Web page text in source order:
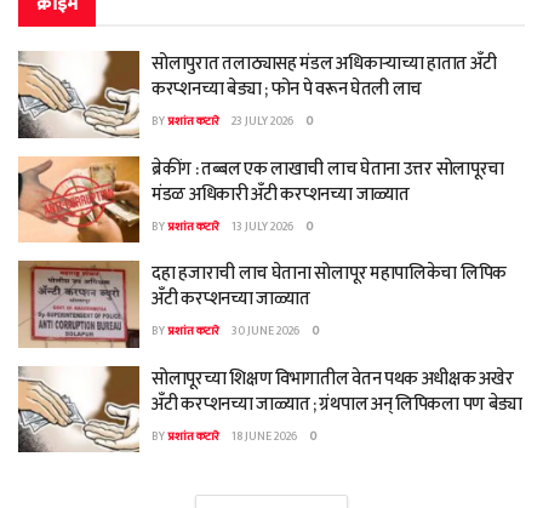
सोलापुरात तलाठ्यासह मंडल अधिकाऱ्याच्या हातात अँटी
करप्शनच्या बेड्या ; फोन पे वरून घेतली लाच
BYप्रशांत कटारे 23 JULY 2026 0
ब्रेकींग : तब्बल एक लाखाची लाच घेताना उत्तर सोलापूरचा
मंडळ अधिकारी अँटी करप्शनच्या जाळ्यात
BYप्रशांत कटारे 13 JULY 2026 0
दहा हजाराची लाच घेताना सोलापूर महापालिकेचा लिपिक
अँटी करप्शनच्या जाळ्यात
BYप्रशांत कटारे 30 JUNE 2026 0
सोलापूरच्या शिक्षण विभागातील वेतन पथक अधीक्षक अखेर
अँटी करप्शनच्या जाळ्यात ; ग्रंथपाल अन् लिपिकला पण बेड्या
BYप्रशांत कटारे 18 JUNE 2026 0